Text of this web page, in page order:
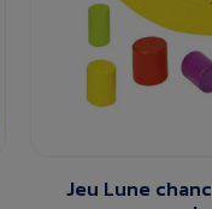
Jeu Lune